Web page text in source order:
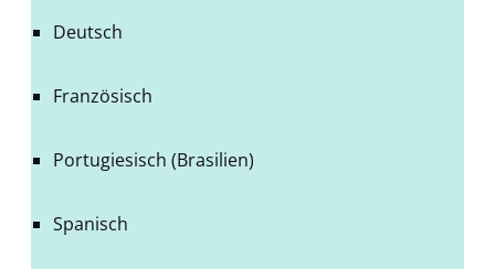
Deutsch
Französisch
Portugiesisch (Brasilien)
Spanisch